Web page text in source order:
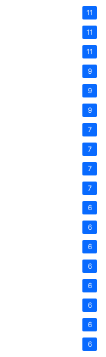
11
11
11
9
9
9
7
7
7
7
6
6
6
6
6
6
6
6